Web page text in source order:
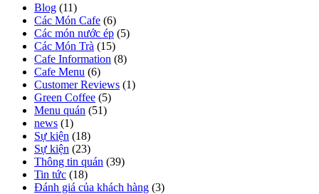
Blog (11)
Các Món Cafe (6)
Các món nước ép (5)
Các Món Trà (15)
Cafe Information (8)
Cafe Menu (6)
Customer Reviews (1)
Green Coffee (5)
Menu quán (51)
news (1)
Sự kiện (18)
Sự kiện (23)
Thông tin quán (39)
Tin tức (18)
Đánh giá của khách hàng (3)